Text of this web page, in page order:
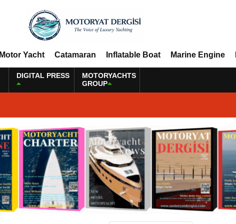
Motor Yacht Catamaran Inflatable Boat Marine Engine
DIGITAL PRESS
MOTORYACHTS
GROUP